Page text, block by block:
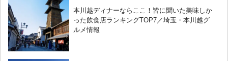
本川越ディナーならここ！皆に聞いた美味しか
った飲食店ランキングTOP7／埼玉・本川越グ
ルメ情報